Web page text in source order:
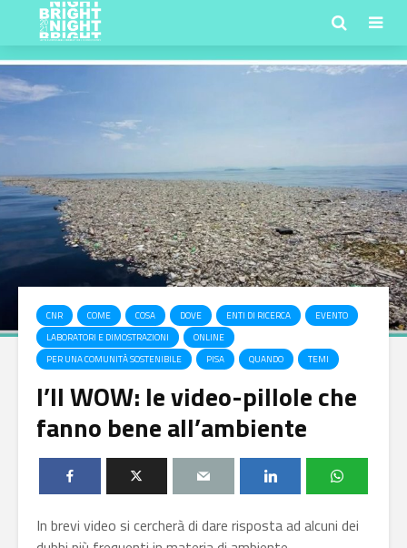
CNR COME COSA DOVE ENTI DI RICERCA
EVENTO
LABORATORI E DIMOSTRAZIONI
ONLINE
PER UNA COMUNITÀ SOSTENIBILE
PISA QUANDO TEMI
I’ll WOW: le video-pillole che
fanno bene all’ambiente
In brevi video si cercherà di dare risposta ad alcuni dei